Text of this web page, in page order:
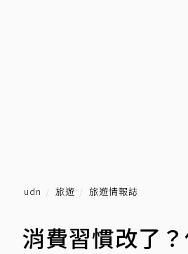
udn 旅遊 旅遊情報誌
消費習慣改了